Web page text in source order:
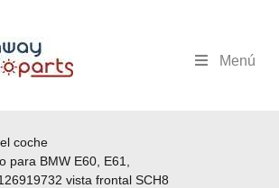
Menú
coche
BMW E60, E61,
vista frontal SCH8